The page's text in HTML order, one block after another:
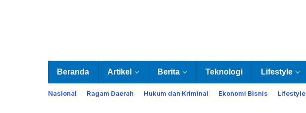
Beranda Artikel Berita Teknologi Lifestyle
Nasional Ragam Daerah Hukum dan Kriminal Ekonomi Bisnis Lifestyle